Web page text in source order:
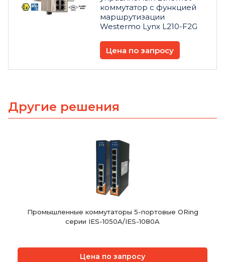
коммутатор с функцией
маршрутизации
Westermo Lynx L210-F2G
Цена по запросу
Другие решения
Промышленные коммутаторы 5-портовые ORing
серии IES-1050A/IES-1080A
Цена по запросу